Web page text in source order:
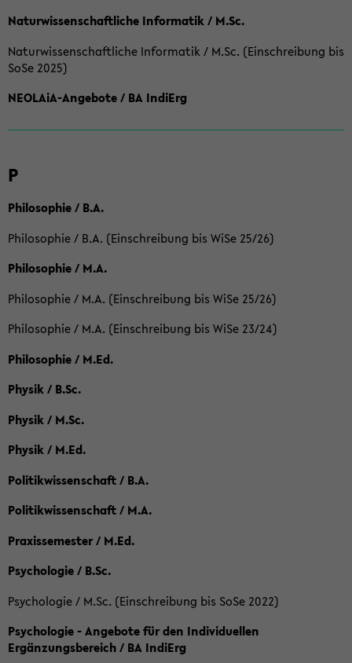
Naturwissenschaftliche Informatik / M.Sc.
Naturwissenschaftliche Informatik / M.Sc. (Einschreibung bis
SoSe 2025)
NEOLAiA-Angebote / BA IndiErg
P
Philosophie / B.A.
Philosophie / B.A. (Einschreibung bis WiSe 25/26)
Philosophie / M.A.
Philosophie / M.A. (Einschreibung bis WiSe 25/26)
Philosophie / M.A. (Einschreibung bis WiSe 23/24)
Philosophie / M.Ed.
Physik / B.Sc.
Physik / M.Sc.
Physik / M.Ed.
Politikwissenschaft / B.A.
Politikwissenschaft / M.A.
Praxissemester / M.Ed.
Psychologie / B.Sc.
Psychologie / M.Sc. (Einschreibung bis SoSe 2022)
Psychologie - Angebote für den Individuellen
Ergänzungsbereich / BA IndiErg